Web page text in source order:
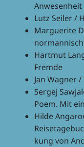
Anwesenheit
Lutz Seiler /
Margue­rite
Hart­mut
Fremde
Jan Wagner
Sergej
Poem. Mit
Hilde
kung von